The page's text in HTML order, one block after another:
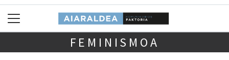
FEMINISMOA